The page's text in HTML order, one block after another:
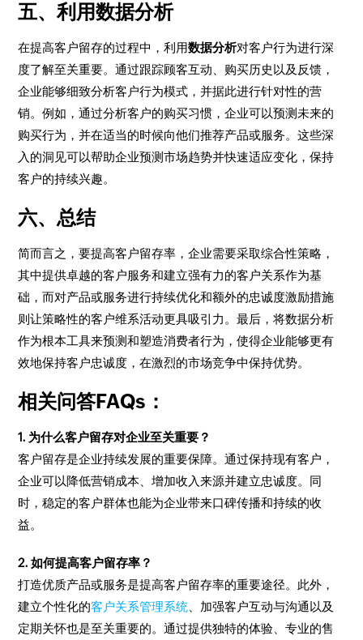
五、利用数据分析
在提高客户留存的过程中，利用数据分析对客户行为进行深
度了解至关重要。通过跟踪顾客互动、购买历史以及反馈，
企业能够细致分析客户行为模式，并据此进行针对性的营
销。例如，通过分析客户的购买习惯，企业可以预测未来的
购买行为，并在适当的时候向他们推荐产品或服务。这些深
入的洞见可以帮助企业预测市场趋势并快速适应变化，保持
客户的持续兴趣。
六、总结
简而言之，要提高客户留存率，企业需要采取综合性策略，
其中提供卓越的客户服务和建立强有力的客户关系作为基
础，而对产品或服务进行持续优化和额外的忠诚度激励措施
则让策略性的客户维系活动更具吸引力。最后，将数据分析
作为根本工具来预测和塑造消费者行为，使得企业能够更有
效地保持客户忠诚度，在激烈的市场竞争中保持优势。
相关问答FAQs：
1. 为什么客户留存对企业至关重要？
客户留存是企业持续发展的重要保障。通过保持现有客户，
企业可以降低营销成本、增加收入来源并建立忠诚度。同
时，稳定的客户群体也能为企业带来口碑传播和持续的收
益。
2. 如何提高客户留存率？
打造优质产品或服务是提高客户留存率的重要途径。此外，
建立个性化的客户关系管理系统 、加强客户互动与沟通以及
定期关怀也是至关重要的。通过提供独特的体验、专业的售